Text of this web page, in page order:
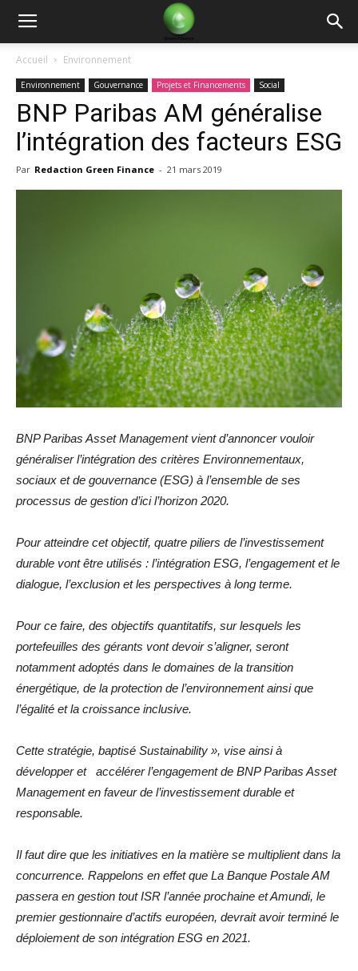
Green
Finance
Accueil Environnement
Environnement Gouvernance Projets et Financements Social
BNP Paribas AM généralise
l’intégration des facteurs ESG
Par Redaction Green Finance - 21 mars 2019
BNP Paribas Asset Management vient d’annoncer vouloir
généraliser l’intégration des critères Environnementaux,
sociaux et de gouvernance (ESG) à l’ensemble de ses
processus de gestion d’ici l’horizon 2020.
Pour atteindre cet objectif, quatre piliers de l’investissement
durable vont être utilisés : l’intégration ESG, l’engagement et le
dialogue, l’exclusion et les perspectives à long terme.
Pour ce faire, des objectifs quantitatifs, sur lesquels les
portefeuilles des gérants vont devoir s’aligner, seront
notamment adoptés dans le domaines de la transition
énergétique, de la protection de l’environnement ainsi que
l’égalité et la croissance inclusive.
Cette stratégie, baptisé Sustainability », vise ainsi à
développer et accélérer l’engagement de BNP Paribas Asset
Management en faveur de l’investissement durable et
responsable.
Il faut dire que les initiatives en la matière se multiplient dans la
concurrence. Rappelons en effet que La Banque Postale AM
passera en gestion tout ISR l’année prochaine et Amundi, le
premier gestionnaire d’actifs européen, devrait avoir terminé le
déploiement de son intégration ESG en 2021.